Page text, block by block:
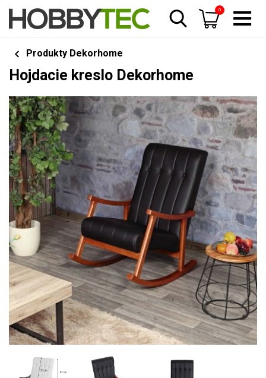
0
Produkty Dekorhome
Hojdacie kreslo Dekorhome